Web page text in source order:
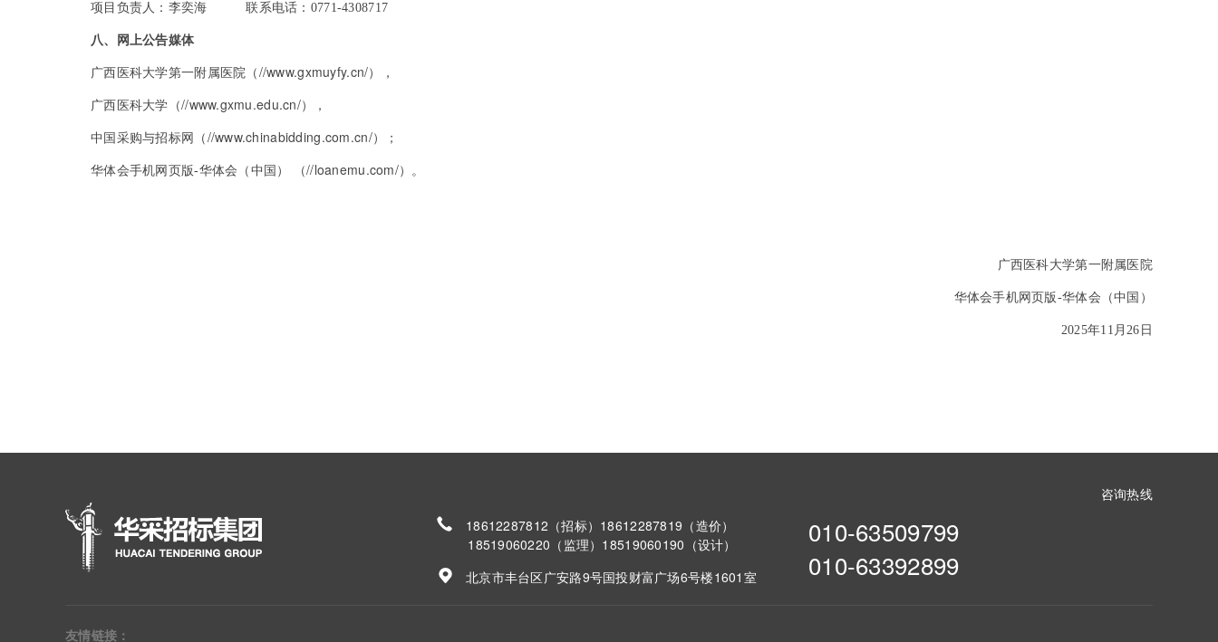
项目负责人：李奕海 联系电话：0771-4308717
八、网上公告媒体
广西医科大学第一附属医院（ //www.gxmuyfy.cn/），
广西医科大学（//www.gxmu.edu.cn/），
中国采购与招标网（ //www.chinabidding.com.cn/）；
华体会手机网页版-华体会（中国） （//loanemu.com/）。
广西医科大学第一附属医院
华体会手机网页版-华体会（中国）
2025年11月26日
18612287812（招标）18612287819（造价）
18519060220（监理）18519060190（设计）
北京市丰台区广安路9号国投财富广场6号楼1601室
咨询热线
010-63509799
010-63392899
友情链接：